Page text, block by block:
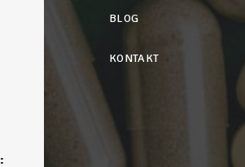
BLOG
KONTAKT